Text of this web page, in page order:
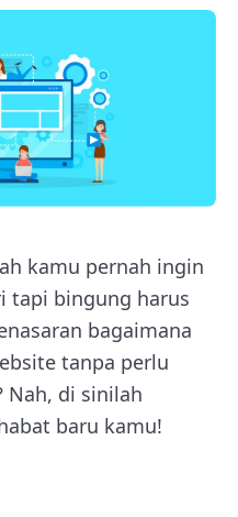
kamu pernah ingin
tapi bingung harus
bagaimana
tanpa perlu
Nah, di sinilah
baru kamu!